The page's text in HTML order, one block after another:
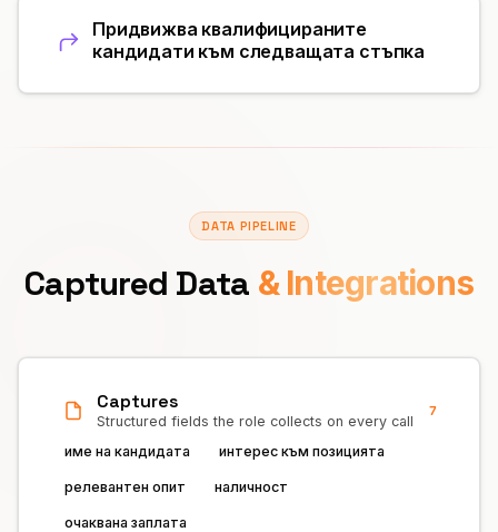
Придвижва квалифицираните
кандидати към следващата стъпка
DATA PIPELINE
Captured Data & Integrations
Captures
Structured fields the role collects on every call
7
име на кандидата интерес към позицията
релевантен опит наличност
очаквана заплата